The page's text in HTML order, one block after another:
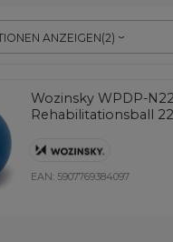
ANZEIGEN(2)
Wozinsky WPDP-N22
Rehabilitationsball
EAN: 5907769384097